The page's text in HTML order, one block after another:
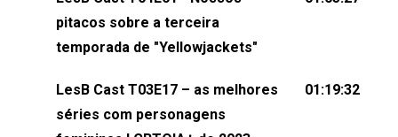
(⁠⁠⁠⁠@brunarfentanes⁠⁠⁠⁠) e Pollyelly FlorêncioEdição de
Naiady Machado
pitacos sobre a terceira
temporada de "Yellowjackets"
LesB Cast T03E17 – as melhores
séries com personagens
01:19:32